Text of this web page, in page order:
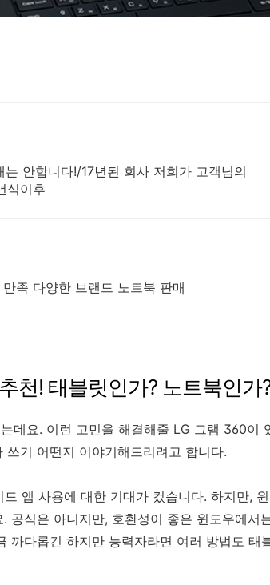
!/17년된 회사 저희가 고객님의
식이후
족 다양한 브랜드 노트북 판매
천! 태블릿인가? 노트북인가
데요. 이런 고민을 해결해줄 LG 그램 360이
기 어떤지 이야기해드리려고 합니다.
앱 사용에 대한 기대가 컸습니다. 하지만,
식은 아니지만, 호환성이 좋은 윈도우에서
까다롭긴 하지만 능력자라면 여러 방법도 태